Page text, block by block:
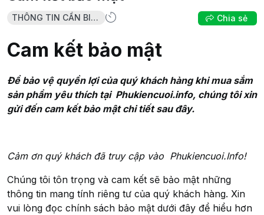
THÔNG TIN CẦN BIẾT Chia sẻ
Cam kết bảo mật
Để bảo vệ quyền lợi của quý khách hàng khi mua sắm
sản phẩm yêu thích tại Phukiencuoi.info, chúng tôi xin
gửi đến cam kết bảo mật chi tiết sau đây.
Cảm ơn quý khách đã truy cập vào Phukiencuoi.Info!
Chúng tôi tôn trọng và cam kết sẽ bảo mật những
thông tin mang tính riêng tư của quý khách hàng. Xin
vui lòng đọc chính sách bảo mật dưới đây để hiểu hơn